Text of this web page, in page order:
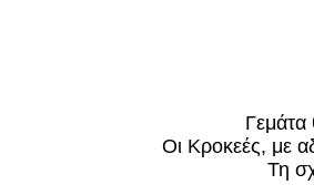
Γεμάτα
Οι Κροκεές, με
Τη